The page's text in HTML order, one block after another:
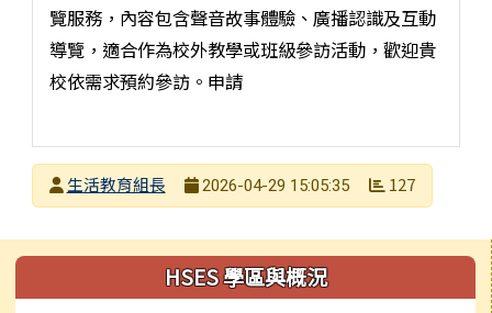
覽服務，內容包含聲音故事體驗、廣播認識及互動
導覽，適合作為校外教學或班級參訪活動，歡迎貴
校依需求預約參訪。申請
發布者生活教育組長
2026-04-29 15:05:35 127
左邊區域內容HSES 學區與概況